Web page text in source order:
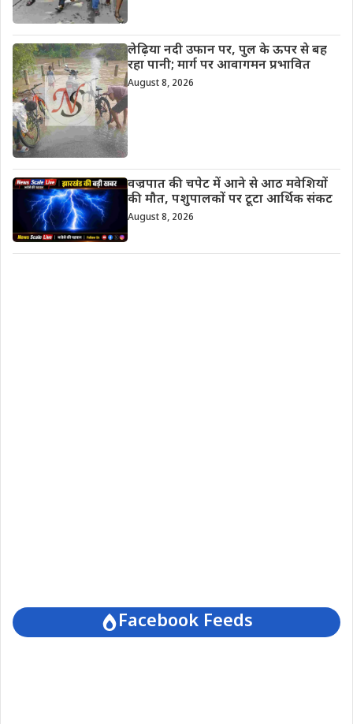
लेढ़िया नदी उफान पर, पुल के ऊपर से बह
रहा पानी; मार्ग पर आवागमन प्रभावित
August 8, 2026
वज्रपात की चपेट में आने से आठ मवेशियों
की मौत, पशुपालकों पर टूटा आर्थिक संकट
August 8, 2026
Facebook Feeds